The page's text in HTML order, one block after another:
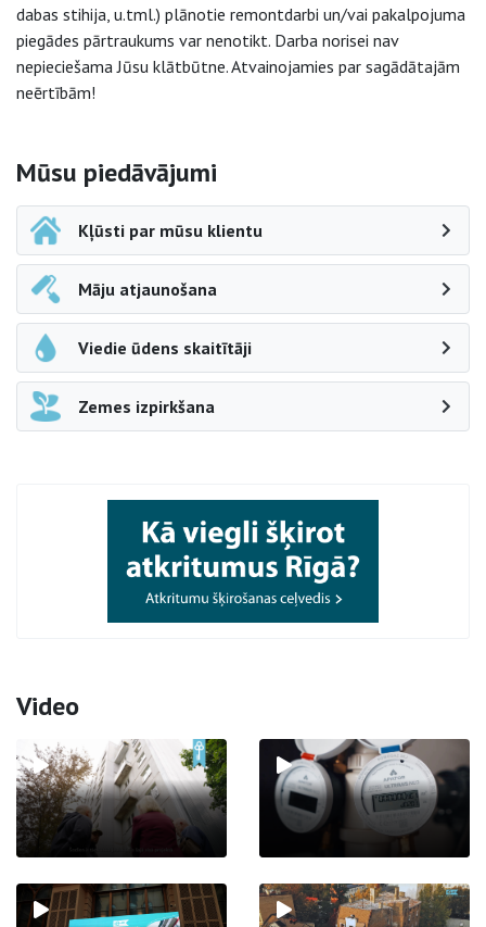
dabas stihija, u.tml.) plānotie remontdarbi un/vai pakalpojuma
piegādes pārtraukums var nenotikt. Darba norisei nav
nepieciešama Jūsu klātbūtne. Atvainojamies par sagādātajām
neērtībām!
Sāna navigācija
Mūsu piedāvājumi
Kļūsti par mūsu klientu
Māju atjaunošana
Viedie ūdens skaitītāji
Zemes izpirkšana
Video